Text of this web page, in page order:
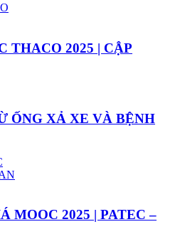
THACO 2025 | CẬP
ỐNG XẢ XE VÀ BỆNH
MOOC 2025 | PATEC –